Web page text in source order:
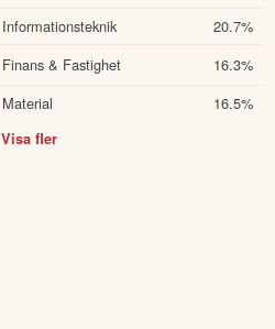
Informationsteknik 20.7%
Finans & Fastighet 16.3%
Material 16.5%
Visa fler